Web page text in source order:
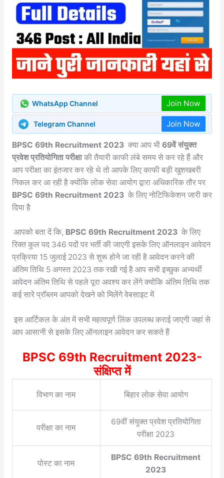
WhatsApp Channel Join Now
Telegram Channel Join Now
BPSC 69th Recruitment 2023 क्या आप भी 69वें संयुक्त
प्रवेश प्रतियोगिता परीक्षाकी तैयारी काफी लंबे समय से कर रहे हैं और
आप परीक्षा का इंतजार कर रहे थे तो आपके लिए काफी बड़ी खुशखबरी
निकल कर आ रही है क्योंकि लोक सेवा आयोग द्वारा अधिकारिक तौर पर
BPSC 69th Recruitment 2023 के लिए नोटिफिकेशन जारी कर
दिया है
आपको बता दें कि, BPSC 69th Recruitment 2023 के लिए
रिक्त कुल पद 346 पदों पर भर्ती की जाएगी इसके लिए ऑनलाइन आवेदन
प्रक्रिया 15 जुलाई 2023 से शुरू होने जा रही है आवेदन करने की
अंतिम तिथि 5 अगस्त 2023 तक रखी गई है आप सभी इच्छुक अभ्यर्थी
आवेदन अंतिम तिथि से पहले पूरा अवश्य कर लेंगे क्योंकि अंतिम तिथि तक
कई सारे प्रॉब्लम आपको देखने को मिलेंगे वेबसाइट में
इस आर्टिकल के अंत में सभी महत्वपूर्ण लिंक उपलब्ध कराई जाएगी जहां से
आप आसानी से इसके लिए ऑनलाइन आवेदन कर सकते हैं
BPSC 69th Recruitment 2023-
संक्षिप्त में
विभाग का नाम बिहार लोक सेवा आयोग
परीक्षा का नाम
69वीं संयुक्त प्रवेश प्रतियोगिता
परीक्षा 2023
पोस्ट का नाम
BPSC 69th Recruitment
2023